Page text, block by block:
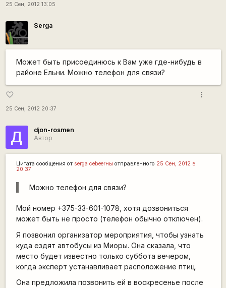
25 Сен, 2012 13:05
Serga
Может быть присоединюсь к Вам уже где-нибудь в
районе Ельни. Можно телефон для связи?
favorite_border
25 Сен, 2012 20:37
more_vert
Д
djon-rosmen
Автор
Цитата сообщения от serga сеbeerны отправленного 25 Сен, 2012 в
20:37
Можно телефон для связи?
Мой номер +375-33-601-1078, хотя дозвониться
может быть не просто (телефон обычно отключен).
Я позвонил организатор мероприятия, чтобы узнать
куда ездят автобусы из Миоры. Она сказала, что
место будет известно только суббота вечером,
когда эксперт устанавливает расположение птиц.
Она предложила позвонить ей в воскресенье после